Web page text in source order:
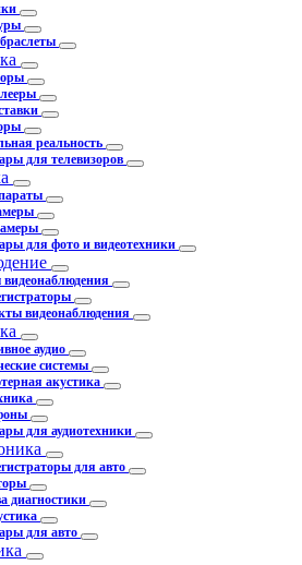
реальность
для телевизоров
для фото и видеотехники
видеонаблюдения
аудио
системы
акустика
для аудиотехники
для авто
диагностики
для авто